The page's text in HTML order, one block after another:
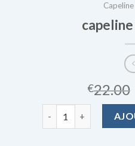
€22.00
quantité de capeline